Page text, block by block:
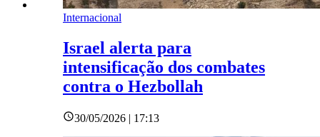
Internacional
Israel alerta para
intensificação dos combates
contra o Hezbollah
30/05/2026 | 17:13